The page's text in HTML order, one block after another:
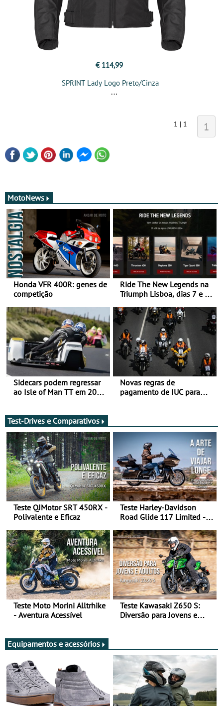
€ 114,99
SPRINT Lady Logo Preto/Cinza
1 | 1 1
MotoNews
Honda VFR 400R: genes de
competição
Ride The New Legends na
Triumph Lisboa, dias 7 e 8
Sidecars podem regressar
ao Isle of Man TT em 2027
Novas regras de
pagamento de IUC para
Test-Drives e Comparativos
Teste QJMotor SRT 450RX -
Polivalente e Eficaz
Teste Harley-Davidson
Road Glide 117 Limited - A
Teste Moto Morini Alltrhike
- Aventura Acessível
Teste Kawasaki Z650 S:
Diversão para Jovens e
Equipamentos e acessórios